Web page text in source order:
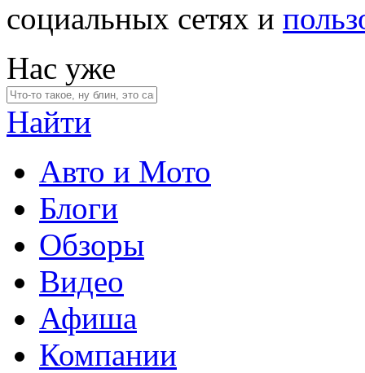
социальных сетях и
Нас уже
Найти
Авто и Мото
Блоги
Обзоры
Видео
Афиша
Компании